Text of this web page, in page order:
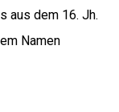
aus dem 16. Jh.
Namen